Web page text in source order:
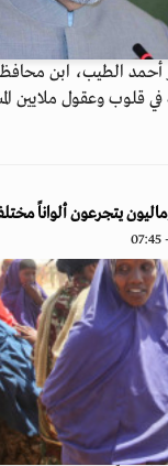
أحمد الطيب، ابن
قلوب وعقول ملايين
يتجرعون ألواناً